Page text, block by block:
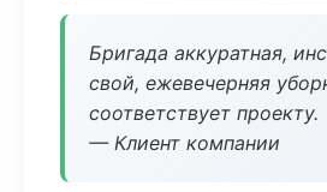
Бригада аккуратная,
свой, ежевечерняя
соответствует проекту.
— Клиент компании